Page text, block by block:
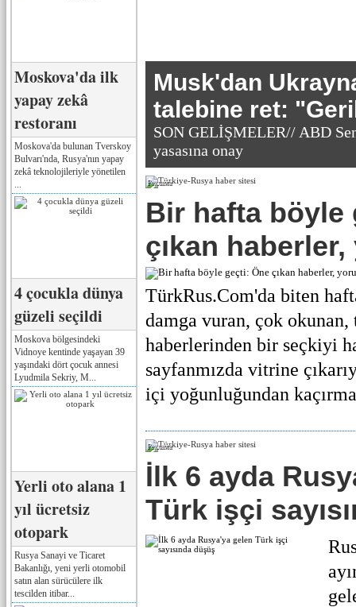
Moskova'da ilk
yapay zekâ
restoranı
Moskova'da bulunan Tverskoy
Bulvarı'nda, Rusya'nın yapay
zekâ teknolojileriyle yönetilen
4 çocukla dünya
güzeli seçildi
Moskova bölgesindeki
Vidnoye kentinde yaşayan 39
yaşındaki dört çocuk annesi
Lyudmila Sekriy, M...
Yerli oto alana 1
yıl ücretsiz
otopark
Rusya Sanayi ve Ticaret
Bakanlığı, yeni yerli otomobil
satın alan sürücülere ilk
tescilden itibar...
Musk'dan
talebine ret:
SON GELİŞMELER// ABD
yasasına onay
Реклама
Bir hafta böyle
çıkan
TürkRus.Com'da biten
damga vuran, çok okunan,
haberlerinden bir seçkiyi
sayfanmızda vitrine
içi yoğunluğundan
Реклама
İlk 6 ayda
Türk işçi